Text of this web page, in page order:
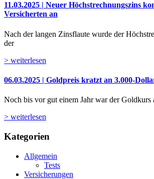
11.03.2025 | Neuer Höchstrechnungszins
Versicherten an
Nach der langen Zinsflaute wurde der
der
> weiterlesen
06.03.2025 | Goldpreis kratzt an 3.000-
Noch bis vor gut einem Jahr war der
> weiterlesen
Kategorien
Allgemein
Tests
Versicherungen